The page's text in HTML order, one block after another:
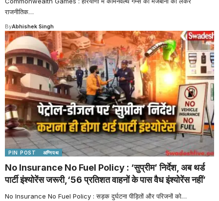
राजनीतिक…
ByAbhishek Singh
PIN POST अग्निपथ
No Insurance No Fuel Policy : ‘सुप्रीम’ निर्देश, अब थर्ड
पार्टी इंश्योरेंस जरूरी,‘56 प्रतिशत वाहनों के पास वैध इंश्योरेंस नहीं’
No Insurance No Fuel Policy : सड़क दुर्घटना पीड़ितों और परिजनों को…